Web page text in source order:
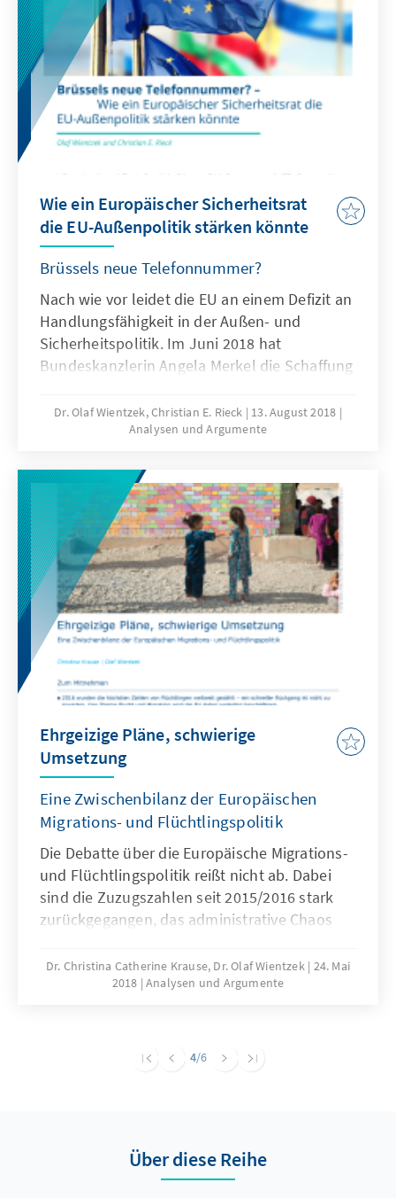
Wie ein Europäischer Sicherheitsrat
die EU-Außenpolitik stärken könnte
Brüssels neue Telefonnummer?
Nach wie vor leidet die EU an einem Defizit an
Handlungsfähigkeit in der Außen- und
Sicherheitspolitik. Im Juni 2018 hat
Bundeskanzlerin Angela Merkel die Schaffung
Stärkung der europäischen Außen- und
Sicherheitspolitik vorgeschlagen. Das
Aufgaben, die Zusammensetzung und die
Funktionsweise eines solchen Instruments.
Dr. Olaf Wientzek, Christian E. Rieck
13. August 2018
Analysen und Argumente
Ehrgeizige Pläne, schwierige
Umsetzung
Eine Zwischenbilanz der Europäischen
Migrations- und Flüchtlingspolitik
Die Debatte über die Europäische Migrations-
und Flüchtlingspolitik reißt nicht ab. Dabei
sind die Zuzugszahlen seit 2015/2016 stark
zurückgegangen, das administrative Chaos
überwunden. Wie ist die Europäische Union
drei Jahre nach dem Beginn der Migrations-
Herausforderungen und ist die EU hierfür
Handlungsempfehlungen.
Dr. Christina Catherine Krause, Dr. Olaf Wientzek 24. Mai
2018 Analysen und Argumente
4/6
Über diese Reihe